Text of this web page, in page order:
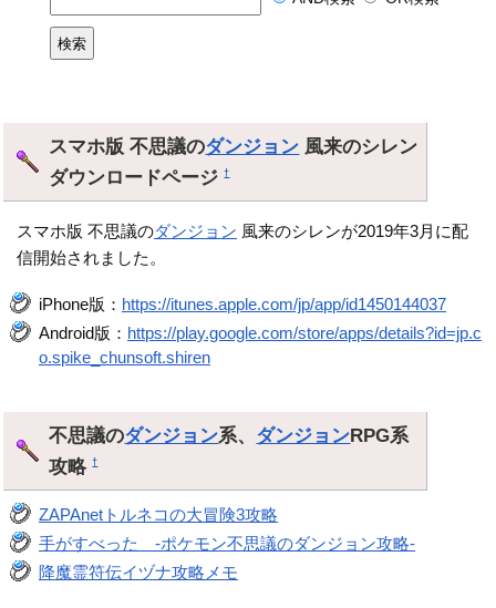
スマホ版 不思議のダンジョン 風来のシレン
ダウンロードページ†
スマホ版 不思議のダンジョン 風来のシレンが2019年3月に配
信開始されました。
iPhone版： https://itunes.apple.com/jp/app/id1450144037
Android版： https://play.google.com/store/apps/details?id=jp.c
o.spike_chunsoft.shiren
不思議のダンジョン系、 ダンジョンRPG系
攻略†
ZAPAnetトルネコの大冒険3攻略
手がすべった -ポケモン不思議のダンジョン攻略-
降魔霊符伝イヅナ攻略メモ